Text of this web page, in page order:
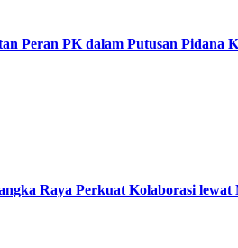
Peran PK dalam Putusan Pidana
Raya Perkuat Kolaborasi lewat